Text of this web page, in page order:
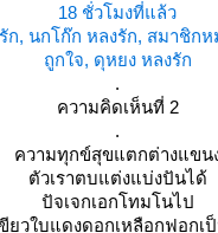
18 ชั่วโมงที่แล้ว
ก, นกโก๊ก หลงรัก, สมาชิกห
ถูกใจ, ดุหยง หลงรัก
.
ความคิดเห็นที่ 2
.
ความทุกข์สุขแตกต่างแขน
ตัวเราตบแต่งแบ่งปันได้
ปัจเจกเอกโทมโนไป
ยวใบแดงดอกเหลือกฟอกเ